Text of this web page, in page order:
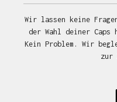
Wir lassen keine
der Wahl deiner
Kein Problem. Wir
zur